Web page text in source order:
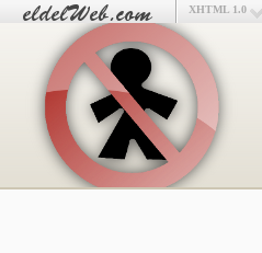
XHTML 1.0